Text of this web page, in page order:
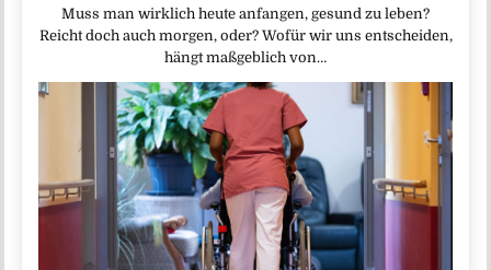
Muss man wirklich heute anfangen, gesund zu leben?
Reicht doch auch morgen, oder? Wofür wir uns entscheiden,
hängt maßgeblich von…